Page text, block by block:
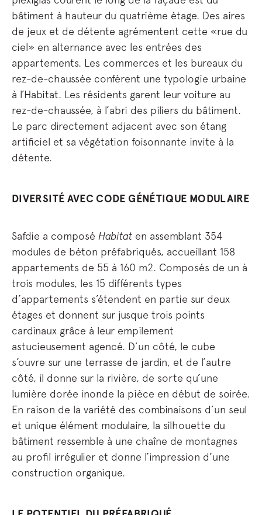
bâtiment à hauteur du quatrième étage. Des aires
de jeux et de détente agrémentent cette «rue du
ciel» en alternance avec les entrées des
appartements. Les commerces et les bureaux du
rez-de-chaussée confèrent une typologie urbaine
à l’Habitat. Les résidents garent leur voiture au
rez-de-chaussée, à l’abri des piliers du bâtiment.
Le parc directement adjacent avec son étang
artificiel et sa végétation foisonnante invite à la
détente.
DIVERSITÉ AVEC CODE GÉNÉTIQUE MODULAIRE
Safdie a composé Habitat en assemblant 354
modules de béton préfabriqués, accueillant 158
appartements de 55 à 160 m2. Composés de un à
trois modules, les 15 différents types
d’appartements s’étendent en partie sur deux
étages et donnent sur jusque trois points
cardinaux grâce à leur empilement
astucieusement agencé. D’un côté, le cube
s’ouvre sur une terrasse de jardin, et de l’autre
côté, il donne sur la rivière, de sorte qu’une
lumière dorée inonde la pièce en début de soirée.
En raison de la variété des combinaisons d’un seul
et unique élément modulaire, la silhouette du
bâtiment ressemble à une chaîne de montagnes
au profil irrégulier et donne l’impression d’une
construction organique.